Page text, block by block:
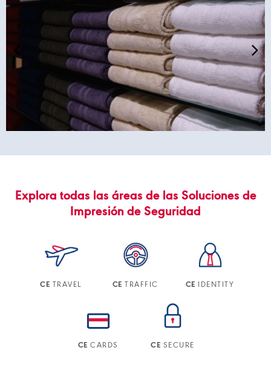
Explora todas las áreas de las Soluciones de
Impresión de Seguridad
CE TRAVEL CE TRAFFIC CE IDENTITY
CE CARDS CE SECURE